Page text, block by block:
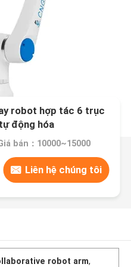
robot hợp tác 6 trục
động hóa
bán：10000~15000
Liên hệ chúng tôi
robot arm,